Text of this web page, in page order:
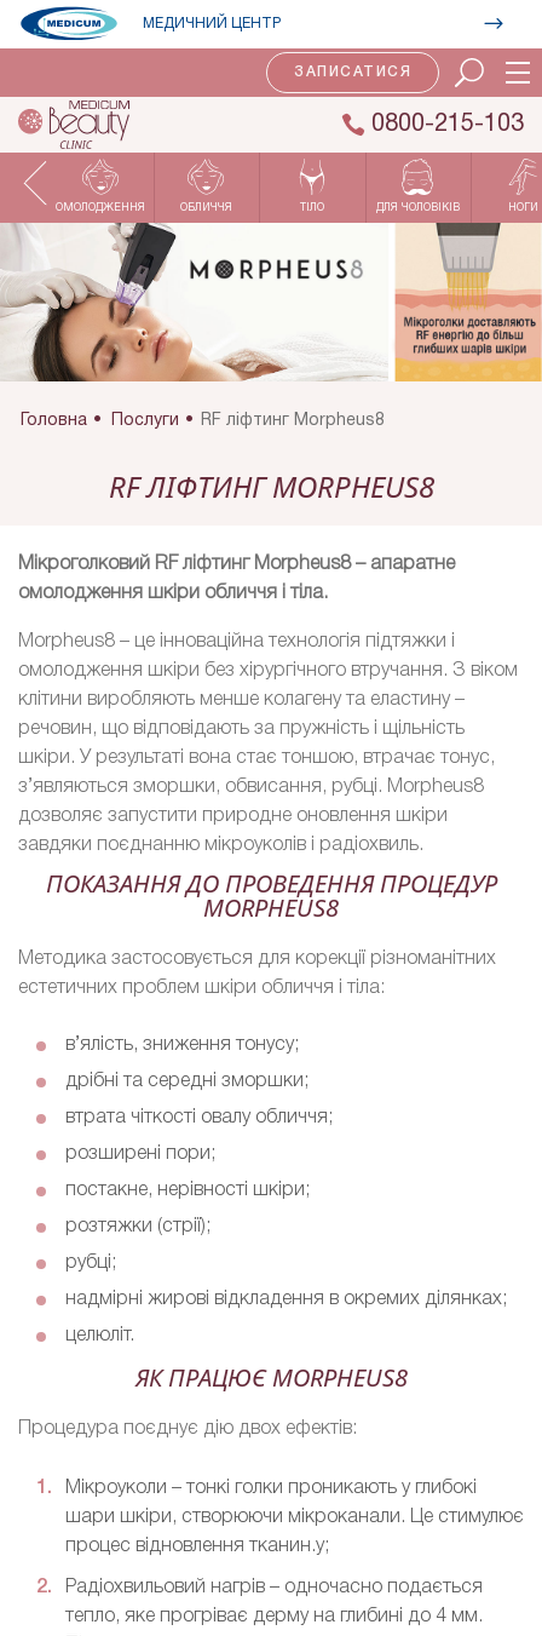
МЕДИЧНИЙ ЦЕНТР
ЗАПИСАТИСЯ
0800-215-103
ОМОЛОДЖЕННЯ ОБЛИЧЧЯ ТІЛО ДЛЯ ЧОЛОВІКІВ НОГИ
Головна Послуги RF ліфтинг Morpheus8
RF ЛІФТИНГ MORPHEUS8
Мікроголковий RF ліфтинг Morpheus8 – апаратне
омолодження шкіри обличчя і тіла.
Morpheus8 – це інноваційна технологія підтяжки і
омолодження шкіри без хірургічного втручання. З віком
клітини виробляють менше колагену та еластину –
речовин, що відповідають за пружність і щільність
шкіри. У результаті вона стає тоншою, втрачає тонус,
з’являються зморшки, обвисання, рубці. Morpheus8
дозволяє запустити природне оновлення шкіри
завдяки поєднанню мікроуколів і радіохвиль.
ПОКАЗАННЯ ДО ПРОВЕДЕННЯ ПРОЦЕДУР
MORPHEUS8
Методика застосовується для корекції різноманітних
естетичних проблем шкіри обличчя і тіла:
в’ялість, зниження тонусу;
дрібні та середні зморшки;
втрата чіткості овалу обличчя;
розширені пори;
постакне, нерівності шкіри;
розтяжки (стрії);
рубці;
надмірні жирові відкладення в окремих ділянках;
целюліт.
ЯК ПРАЦЮЄ MORPHEUS8
Процедура поєднує дію двох ефектів:
Мікроуколи – тонкі голки проникають у глибокі
шари шкіри, створюючи мікроканали. Це стимулює
процес відновлення тканин.у;
Радіохвильовий нагрів – одночасно подається
тепло, яке прогріває дерму на глибині до 4 мм.